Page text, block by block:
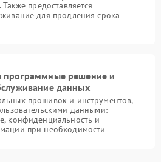
предоставляется
для продления срока
программные решение и
данных
прошивок и инструментов,
данными:
конфиденциальность и
при необходимости